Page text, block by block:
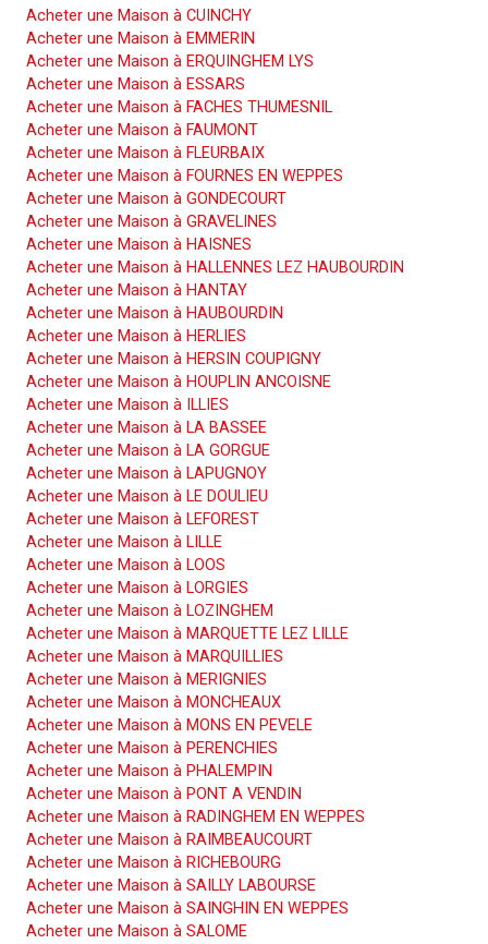
Acheter une Maison à CUINCHY
Acheter une Maison à EMMERIN
Acheter une Maison à ERQUINGHEM LYS
Acheter une Maison à ESSARS
Acheter une Maison à FACHES THUMESNIL
Acheter une Maison à FAUMONT
Acheter une Maison à FLEURBAIX
Acheter une Maison à FOURNES EN WEPPES
Acheter une Maison à GONDECOURT
Acheter une Maison à GRAVELINES
Acheter une Maison à HAISNES
Acheter une Maison à HALLENNES LEZ HAUBOURDIN
Acheter une Maison à HANTAY
Acheter une Maison à HAUBOURDIN
Acheter une Maison à HERLIES
Acheter une Maison à HERSIN COUPIGNY
Acheter une Maison à HOUPLIN ANCOISNE
Acheter une Maison à ILLIES
Acheter une Maison à LA BASSEE
Acheter une Maison à LA GORGUE
Acheter une Maison à LAPUGNOY
Acheter une Maison à LE DOULIEU
Acheter une Maison à LEFOREST
Acheter une Maison à LILLE
Acheter une Maison à LOOS
Acheter une Maison à LORGIES
Acheter une Maison à LOZINGHEM
Acheter une Maison à MARQUETTE LEZ LILLE
Acheter une Maison à MARQUILLIES
Acheter une Maison à MERIGNIES
Acheter une Maison à MONCHEAUX
Acheter une Maison à MONS EN PEVELE
Acheter une Maison à PERENCHIES
Acheter une Maison à PHALEMPIN
Acheter une Maison à PONT A VENDIN
Acheter une Maison à RADINGHEM EN WEPPES
Acheter une Maison à RAIMBEAUCOURT
Acheter une Maison à RICHEBOURG
Acheter une Maison à SAILLY LABOURSE
Acheter une Maison à SAINGHIN EN WEPPES
Acheter une Maison à SALOME